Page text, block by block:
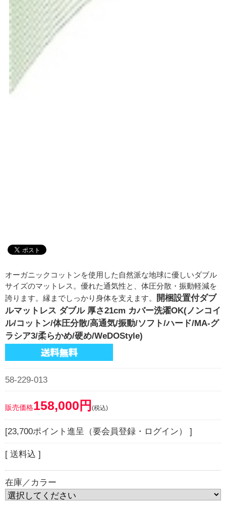
オーガニックコットンを使用した自然派な地球に優しいダブル
サイズのマットレス。優れた通気性と、体圧分散・振動軽減を
誇ります。縁までしっかり身体を支えます。
開梱設置付ダブ
ルマットレス ダブル 厚さ21cm カバー洗濯OK(ノンコイ
ル/コットン/体圧分散/高通気/振動/ソフト/ハード/MA-グ
ラシア3/柔らかめ/硬め/WeDOStyle)
58-229-013
販売価格158,000円 (税込)
[23,700ポイント進呈（要会員登録・ログイン） ]
[ 送料込 ]
在庫／カラー